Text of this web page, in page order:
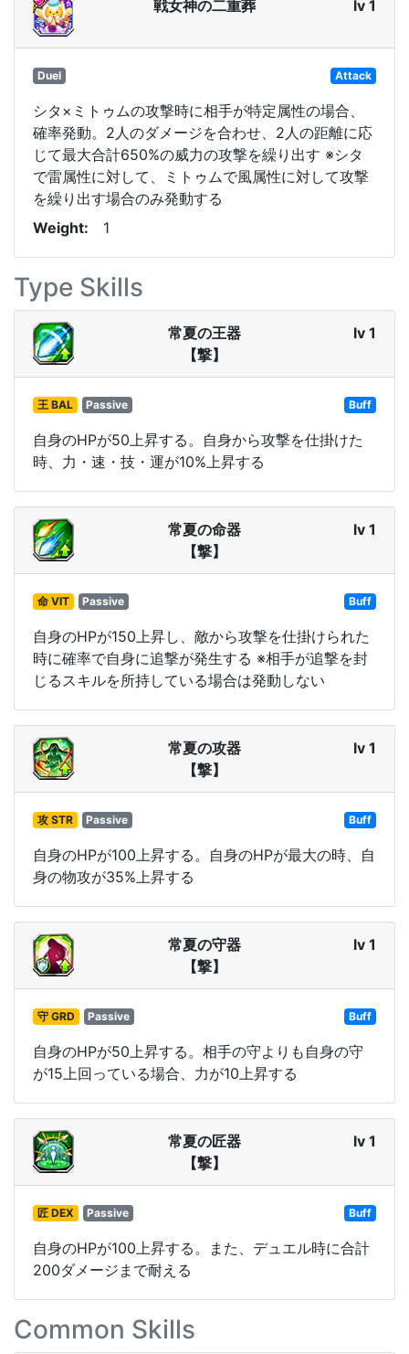
戦女神の二重葬 lv 1
Duel Attack
シタ×ミトゥムの攻撃時に相手が特定属性の場合、
確率発動。2人のダメージを合わせ、2人の距離に応
じて最大合計650%の威力の攻撃を繰り出す ※シタ
で雷属性に対して、ミトゥムで風属性に対して攻撃
を繰り出す場合のみ発動する
Weight
1
Type Skills
常夏の王器
【撃】
lv 1
王 BAL Passive Buff
自身のHPが50上昇する。自身から攻撃を仕掛けた
時、力・速・技・運が10%上昇する
常夏の命器
【撃】
lv 1
命 VIT Passive Buff
自身のHPが150上昇し、敵から攻撃を仕掛けられた
時に確率で自身に追撃が発生する ※相手が追撃を封
じるスキルを所持している場合は発動しない
常夏の攻器
【撃】
lv 1
攻 STR Passive Buff
自身のHPが100上昇する。自身のHPが最大の時、自
身の物攻が35%上昇する
常夏の守器
【撃】
lv 1
守 GRD Passive Buff
自身のHPが50上昇する。相手の守よりも自身の守
が15上回っている場合、力が10上昇する
常夏の匠器
【撃】
lv 1
匠 DEX Passive Buff
自身のHPが100上昇する。また、デュエル時に合計
200ダメージまで耐える
Common Skills